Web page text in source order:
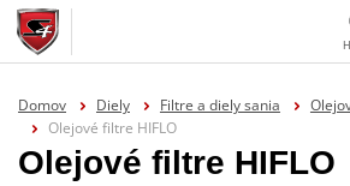
Domov Diely Filtre a diely sania
Olejové filtre HIFLO
Olejové filtre HIFLO